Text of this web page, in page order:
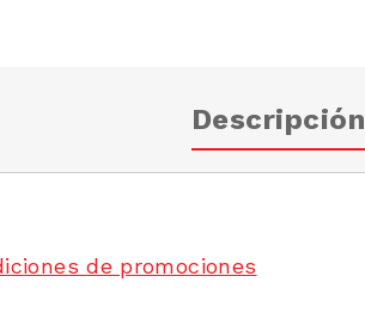
Descripción
de promociones